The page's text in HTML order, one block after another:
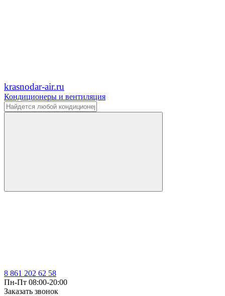
krasnodar-air.ru
Кондиционеры и вентиляция
8 861 202 62 58
Пн-Пт 08:00-20:00
Заказать звонок